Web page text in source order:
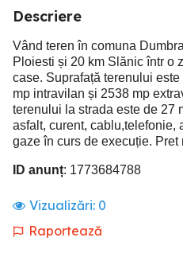
Descriere
Vând teren în comuna
Ploiesti și 20 km Slănic într o
case. Suprafață terenului
mp intravilan și 2538 mp
terenului la strada este de 27
asfalt, curent, cablu,telefonie,
gaze în curs de execuție. Pret
ID anunț: 1773684788
Vizualizări: 0
Raportează